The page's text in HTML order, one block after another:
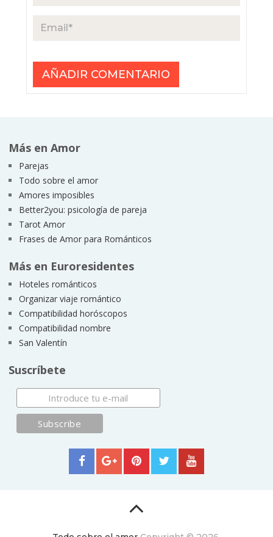
Más en Amor
Parejas
Todo sobre el amor
Amores imposibles
Better2you: psicología de pareja
Tarot Amor
Frases de Amor para Románticos
Más en Euroresidentes
Hoteles románticos
Organizar viaje romántico
Compatibilidad horóscopos
Compatibilidad nombre
San Valentín
Suscríbete